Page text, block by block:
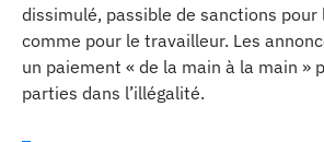
dissimulé, passible de sanctions pour
comme pour le travailleur. Les
un paiement « de la main à la main »
parties dans l’illégalité.